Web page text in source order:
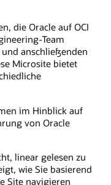
die Oracle auf OCI
Team
anschließenden
Microsite bietet
im Hinblick auf
von Oracle
linear gelesen zu
wie Sie basierend
Site navigieren